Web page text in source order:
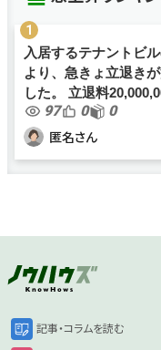
入居するテナントビ
より、急きょ立退き
した。 立退料
も無く契約となります
の規模においては大金
97 0 0
匿名さん
記事・コラムを読む